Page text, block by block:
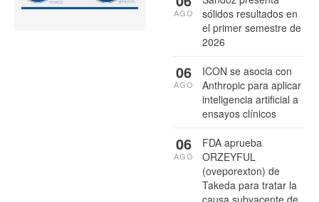
sólidos resultados en
el primer semestre de
2026
AGO
ICON se asocia con
Anthropic para aplicar
inteligencia artificial a
ensayos clínicos
06
AGO
FDA aprueba
ORZEYFUL
(oveporexton) de
Takeda para tratar la
causa subyacente de
06
AGO